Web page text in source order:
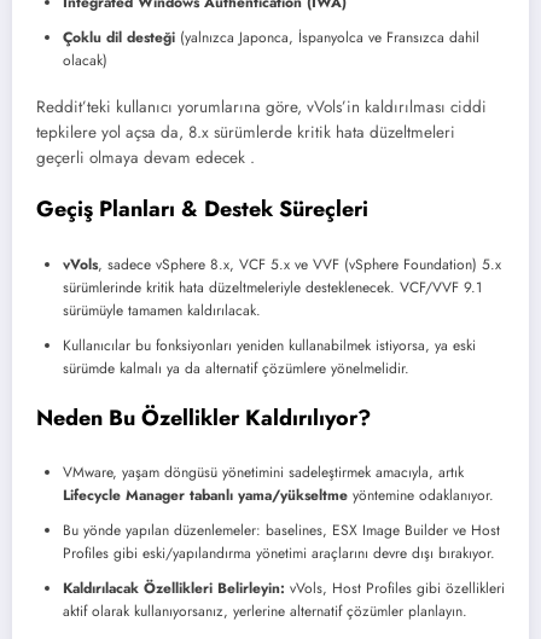
Çoklu dil desteği (yalnızca Japonca, İspanyolca ve Fransızca dahil
olacak)
Reddit’teki kullanıcı yorumlarına göre, vVols’in kaldırılması ciddi
tepkilere yol açsa da, 8.x sürümlerde kritik hata düzeltmeleri
geçerli olmaya devam edecek .
Geçiş Planları & Destek Süreçleri
vVols, sadece vSphere 8.x, VCF 5.x ve VVF (vSphere Foundation) 5.x
sürümlerinde kritik hata düzeltmeleriyle desteklenecek. VCF/VVF 9.1
sürümüyle tamamen kaldırılacak.
Kullanıcılar bu fonksiyonları yeniden kullanabilmek istiyorsa, ya eski
sürümde kalmalı ya da alternatif çözümlere yönelmelidir.
Neden Bu Özellikler Kaldırılıyor?
VMware, yaşam döngüsü yönetimini sadeleştirmek amacıyla, artık
Lifecycle Manager tabanlı yama/yükseltme yöntemine odaklanıyor.
Bu yönde yapılan düzenlemeler: baselines, ESX Image Builder ve Host
Profiles gibi eski/yapılandırma yönetimi araçlarını devre dışı bırakıyor.
Kaldırılacak Özellikleri Belirleyin: vVols, Host Profiles gibi özellikleri
aktif olarak kullanıyorsanız, yerlerine alternatif çözümler planlayın.